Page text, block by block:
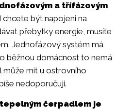
a třífázovým
chcete být napojeni na
přebytky energie, musíte
Jednofázový systém má
běžnou domácnost to nemá
může mít u ostrovního
nedoporučuji.
tepelným čerpadlem je